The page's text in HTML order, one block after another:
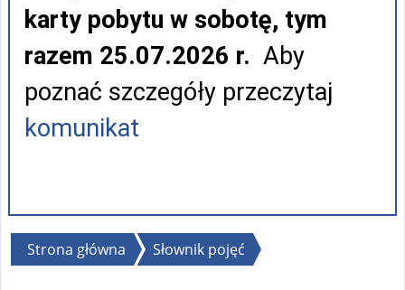
karty pobytu w sobotę, tym
razem 25.07.2026 r. Aby
poznać szczegóły przeczytaj
komunikat
Jesteś
Strona główna Słownik pojęć